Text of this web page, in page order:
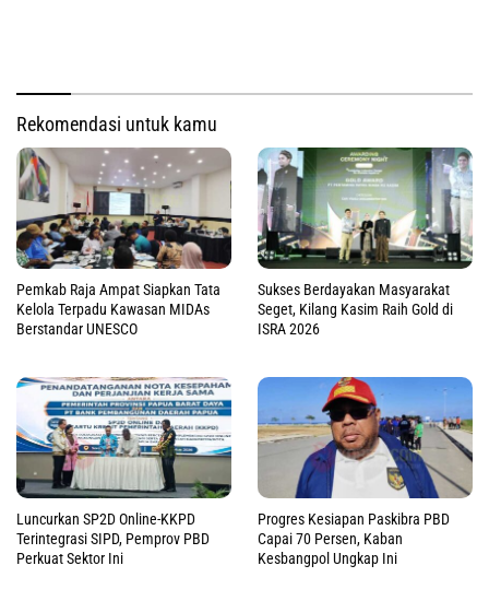
Rekomendasi untuk kamu
Pemkab Raja Ampat Siapkan Tata
Kelola Terpadu Kawasan MIDAs
Berstandar UNESCO
Sukses Berdayakan Masyarakat
Seget, Kilang Kasim Raih Gold di
ISRA 2026
Luncurkan SP2D Online-KKPD
Terintegrasi SIPD, Pemprov PBD
Perkuat Sektor Ini
Progres Kesiapan Paskibra PBD
Capai 70 Persen, Kaban
Kesbangpol Ungkap Ini